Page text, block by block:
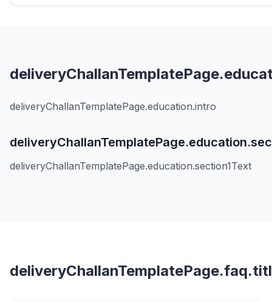
deliveryChallanTemplatePage.education.intro
deliveryChallanTemplatePage.education.section1Text